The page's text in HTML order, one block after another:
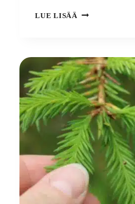
LUE LISÄÄ
KUIN
TUKKIPUUTA!